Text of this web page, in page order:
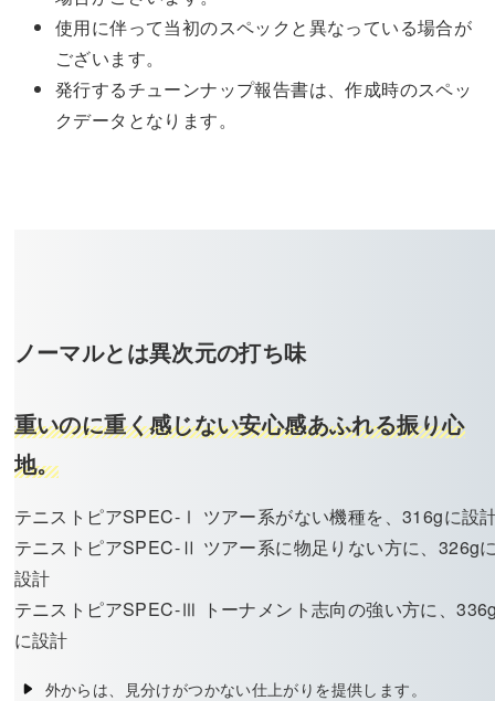
使用に伴って当初のスペックと異なっている場合が
ございます。
発行するチューンナップ報告書は、作成時のスペッ
クデータとなります。
ノーマルとは異次元の打ち味
重いのに重く感じない安心感あふれる振り心
地。
テニストピアSPEC-Ⅰ ツアー系がない機種を、316gに設
テニストピアSPEC-Ⅱ ツアー系に物足りない方に、326g
設計
テニストピアSPEC-Ⅲ トーナメント志向の強い方に、
に設計
外からは、見分けがつかない仕上がりを提供します。